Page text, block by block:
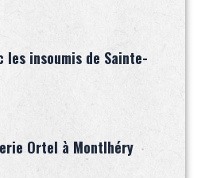
les insoumis de Sainte-
Ortel à Montlhéry